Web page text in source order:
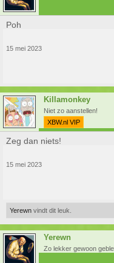
Poh
15 mei 2023
Killamonkey
Niet zo aanstellen!
XBW.nl VIP
Zeg dan niets!
15 mei 2023
Yerewn vindt dit leuk.
Yerewn
Zo lekker gewoon